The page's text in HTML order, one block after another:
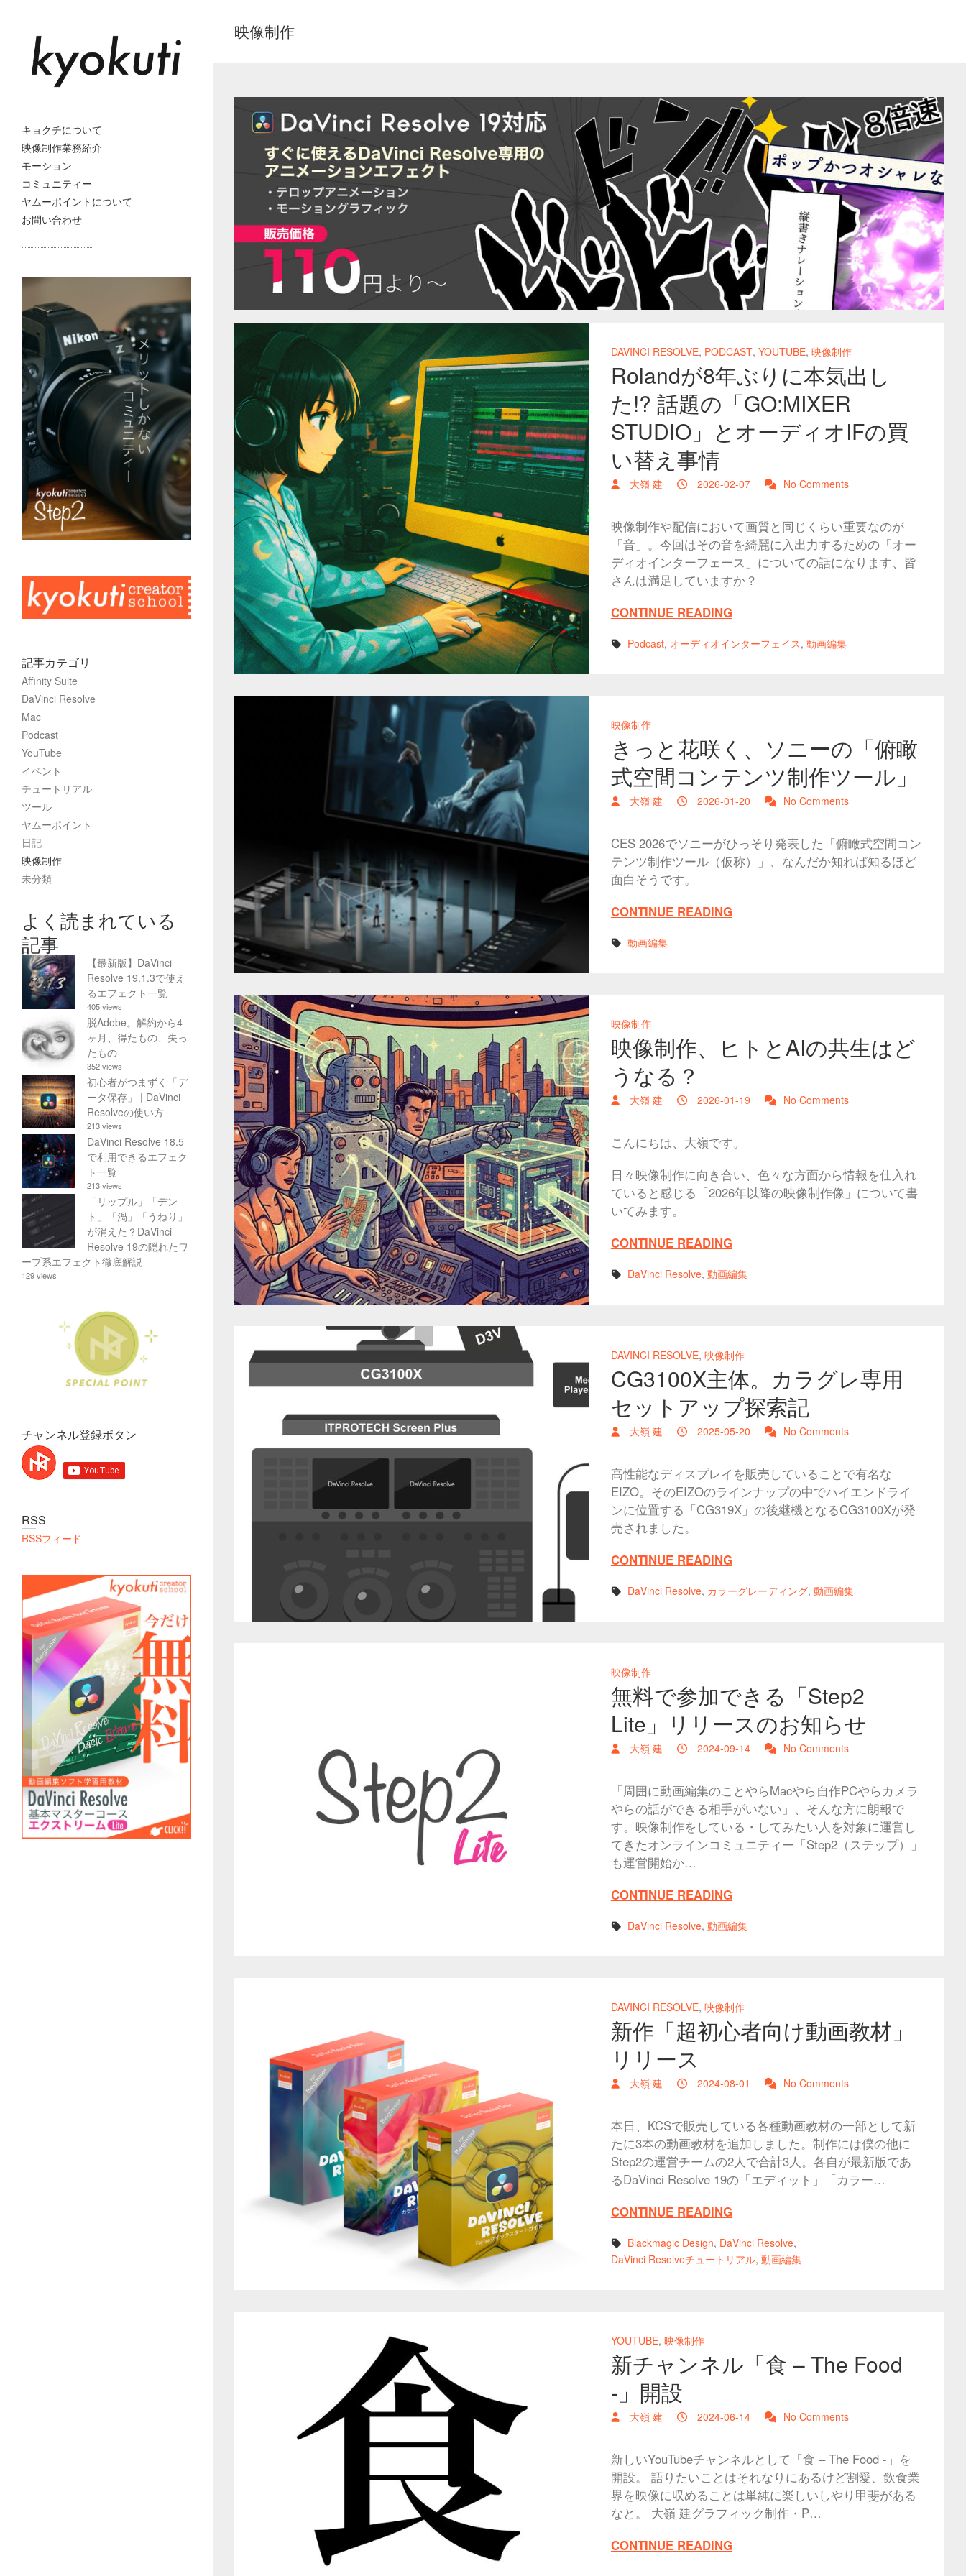
キョクチについて
映像制作業務紹介
モーション
コミュニティー
ヤムーポイントについて
お問い合わせ
映像制作
DAVINCI RESOLVE, PODCAST, YOUTUBE, 映像制作
Rolandが8年ぶりに本気出し
た!? 話題の「GO:MIXER
STUDIO」とオーディオIFの買
い替え事情
大嶺 建 2026-02-07 No Comments
映像制作や配信において画質と同じくらい重要なのが
「音」。今回はその音を綺麗に入出力するための「オー
ディオインターフェース」についての話になります、皆
さんは満足していますか？
CONTINUE READING
Podcast, オーディオインターフェイス, 動画編集
映像制作
きっと花咲く、ソニーの「俯瞰
式空間コンテンツ制作ツール」
大嶺 建 2026-01-20 No Comments
CES 2026でソニーがひっそり発表した「俯瞰式空間コン
テンツ制作ツール（仮称）」、なんだか知れば知るほど
面白そうです。
CONTINUE READING
動画編集
映像制作
映像制作、ヒトとAIの共生はど
うなる？
大嶺 建 2026-01-19 No Comments
こんにちは、大嶺です。
日々映像制作に向き合い、色々な方面から情報を仕入れ
ていると感じる「2026年以降の映像制作像」について書
いてみます。
CONTINUE READING
DaVinci Resolve, 動画編集
DAVINCI RESOLVE, 映像制作
CG3100X主体。カラグレ専用
セットアップ探索記
大嶺 建 2025-05-20 No Comments
高性能なディスプレイを販売していることで有名な
EIZO。そのEIZOのラインナップの中でハイエンドライ
ンに位置する「CG319X」の後継機となるCG3100Xが発
売されました。
CONTINUE READING
DaVinci Resolve, カラーグレーディング, 動画編集
映像制作
無料で参加できる「Step2
Lite」リリースのお知らせ
大嶺 建 2024-09-14 No Comments
「周囲に動画編集のことやらMacやら自作PCやらカメラ
やらの話ができる相手がいない」、そんな方に朗報で
す。映像制作をしている・してみたい人を対象に運営し
てきたオンラインコミュニティー「Step2（ステップ）」
も運営開始か…
CONTINUE READING
DaVinci Resolve, 動画編集
DAVINCI RESOLVE, 映像制作
新作「超初心者向け動画教材」
リリース
大嶺 建 2024-08-01 No Comments
本日、KCSで販売している各種動画教材の一部として新
たに3本の動画教材を追加しました。制作には僕の他に
Step2の運営チームの2人で合計3人。各自が最新版であ
るDaVinci Resolve 19の「エディット」「カラー…
CONTINUE READING
Blackmagic Design, DaVinci Resolve,
DaVinci Resolveチュートリアル, 動画編集
YOUTUBE, 映像制作
新チャンネル「食 – The Food
-」開設
大嶺 建 2024-06-14 No Comments
新しいYouTubeチャンネルとして「食 – The Food -」を
開設。 語りたいことはそれなりにあるけど割愛、飲食業
界を映像に収めることは単純に楽しいしやり甲斐がある
なと。 大嶺 建グラフィック制作・P…
CONTINUE READING
記事カテゴリ
Affinity Suite
DaVinci Resolve
Mac
Podcast
YouTube
イベント
チュートリアル
ツール
ヤムーポイント
日記
映像制作
未分類
よく読まれている
記事
【最新版】DaVinci
Resolve 19.1.3で使え
るエフェクト一覧
405 views
脱Adobe。解約から4
ヶ月、得たもの、失っ
たもの
352 views
初心者がつまずく「デ
ータ保存」 | DaVinci
Resolveの使い方
213 views
DaVinci Resolve 18.5
で利用できるエフェク
ト一覧
213 views
「リップル」「デン
ト」「渦」「うねり」
が消えた？DaVinci
Resolve 19の隠れたワ
ープ系エフェクト徹底解説
129 views
チャンネル登録ボタン
RSS
RSSフィード